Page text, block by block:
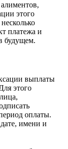
этого
платежа и
будущем.
выплаты
этого
оплаты.
имени и